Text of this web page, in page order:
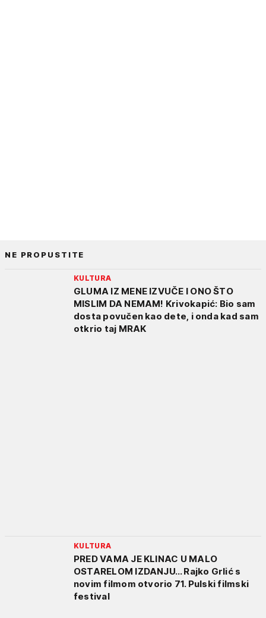
NE PROPUSTITE
KULTURA
GLUMA IZ MENE IZVUČE I ONO ŠTO
MISLIM DA NEMAM! Krivokapić: Bio sam
dosta povučen kao dete, i onda kad sam
otkrio taj MRAK
KULTURA
PRED VAMA JE KLINAC U MALO
OSTARELOM IZDANJU… Rajko Grlić s
novim filmom otvorio 71. Pulski filmski
festival